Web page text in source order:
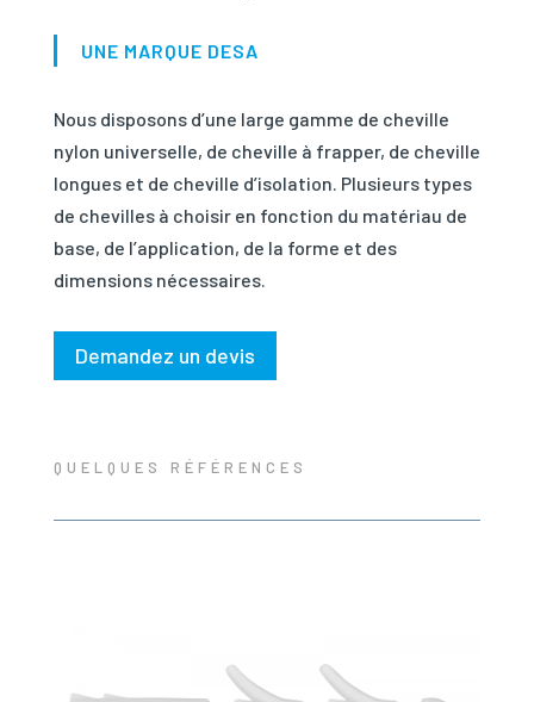
UNE MARQUE DESA
Nous disposons d’une large gamme de cheville
nylon universelle, de cheville à frapper, de cheville
longues et de cheville d’isolation. Plusieurs types
de chevilles à choisir en fonction du matériau de
base, de l’application, de la forme et des
dimensions nécessaires.
Demandez un devis
QUELQUES RÉFÉRENCES